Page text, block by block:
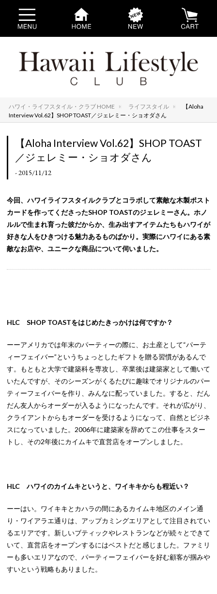
ハワイ・ライフスタイル・クラブ HOME ライフスタイル
【Aloha
Interview Vol.62】SHOP TOAST／ジェレミー・ショオダさん
【Aloha Interview Vol.62】SHOP TOAST
／ジェレミー・ショオダさん
- 2015/11/12
今回、ハワイライフスタイルクラブとコラボして素敵な木製ポスト
カードを作ってくださったSHOP TOASTのジェレミーさん。ホノ
ルルで生まれ育った彼だからか、生み出すアイテムたちもハワイが
好きな人をひきつける魅力あるものばかり。実際にハワイにある素
敵なお店や、ユニークな商品について伺いました。
HLC SHOP TOASTをはじめたきっかけは何ですか？
ーーアメリカでは年末のパーティーの際に、お土産として“パーテ
ィーフェイバー”というちょっとしたギフトを贈る習慣があるんで
す。もともと大学で建築科を専攻し、卒業後は建築家として働いて
いたんですが、そのシーズンがくるたびに趣味でオリジナルのパー
ティーフェイバーを作り、みんなに配っていました。すると、だん
だん友人からオーダーが入るようになったんです。それが広がり、
クライアントからもオーダーを受けるようになって、自然とビジネ
スになっていました。2006年に建築家を辞めてこの仕事をスター
トし、その2年後にカイムキで直営店をオープンしました。
HLC ハワイのカイムキというと、ワイキキからも程近い？
ーーはい。ワイキキとカハラの間にあるカイムキ地区のメイン通
り・ワイアラエ通りは、アップカミングエリアとして注目されてい
るエリアです。新しいブティックやレストランなどが続々とできて
いて、直営店をオープンするにはベストだと感じました。ファミリ
ーも多いエリアなので、パーティーフェイバーを好む顧客が掴みや
すいという戦略もありました。